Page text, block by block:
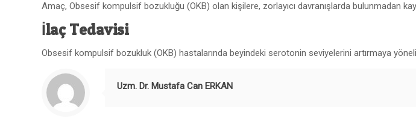
Amaç, Obsesif kompulsif bozukluğu (OKB) olan kişilere, zorlayıcı davranışlarda bulunmadan
İlaç Tedavisi
Obsesif kompulsif bozukluk (OKB) hastalarında beyindeki serotonin seviyelerini artırmaya
Uzm. Dr. Mustafa Can ERKAN